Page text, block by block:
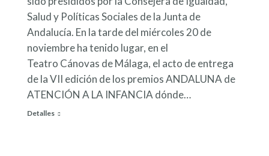
Salud y Políticas Sociales de la Junta de
Andalucía. En la tarde del miércoles 20 de
noviembre ha tenido lugar, en el
Teatro Cánovas de Málaga, el acto de entrega
de la VII edición de los premios ANDALUNA de
ATENCIÓN A LA INFANCIA dónde…
Detalles